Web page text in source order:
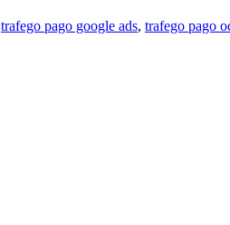
trafego pago google ads, trafego pago